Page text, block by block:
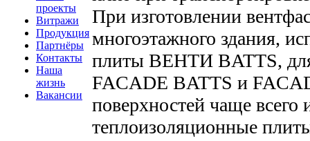
проекты
Витражи
Продукция
Партнёры
Контакты
Наша
жизнь
Вакансии
При изготовлении
многоэтажного здания,
плиты ВЕНТИ BATTS,
FACADE BATTS и
поверхностей чаще всего
теплоизоляционные